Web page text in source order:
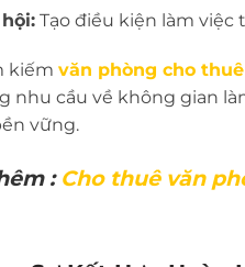
Tạo điều kiện làm việc
kiếm văn phòng cho thuê
nhu cầu về không gian
vững.
: Cho thuê văn